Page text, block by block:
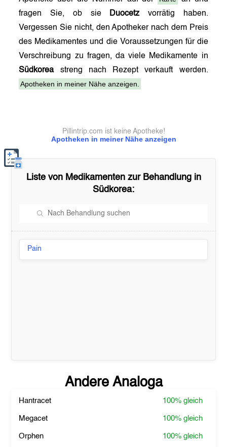
fragen Sie, ob sie
Duocetz vorrätig haben.
Vergessen Sie nicht, den Apotheker nach dem Preis
des Medikamentes und die Voraussetzungen für die
Verschreibung zu fragen, da viele Medikamente in
Südkoreastreng nach Rezept verkauft werden.
Apotheken in meiner Nähe anzeigen.
Apotheken in meiner Nähe anzeigen
Pillintrip.com ist keine Apotheke!
Liste von Medikamenten zur Behandlung in
Südkorea:
Pain
Andere Analoga
Hantracet 100% gleich
Megacet 100% gleich
Orphen 100% gleich